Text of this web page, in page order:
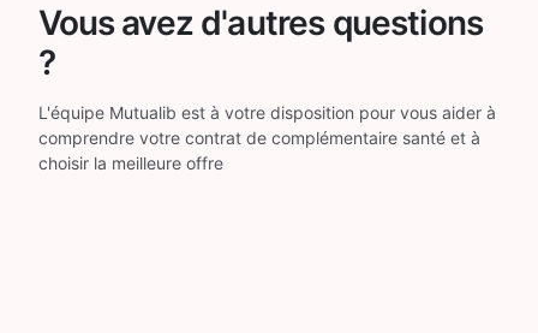
Vous avez d'autres questions
?
L'équipe Mutualib est à votre disposition pour vous aider à
comprendre votre contrat de complémentaire santé et à
choisir la meilleure offre